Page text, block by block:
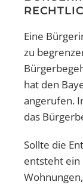
Eine
zu
hat den
angerufen.
das
Sollte die
entsteht